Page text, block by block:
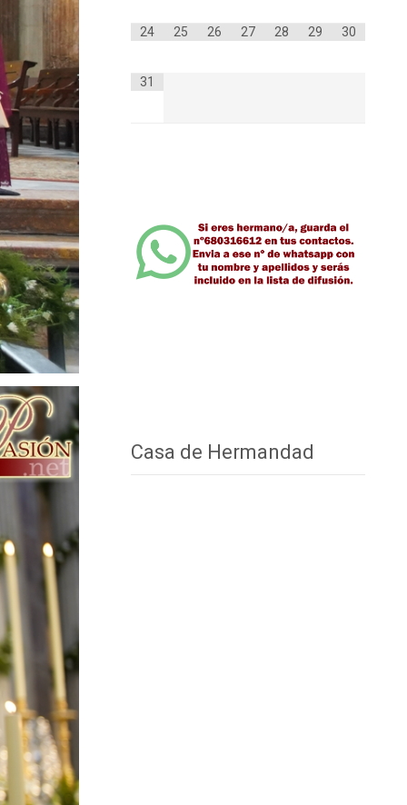
24 25 26 27 28 29 30
31
Casa de Hermandad